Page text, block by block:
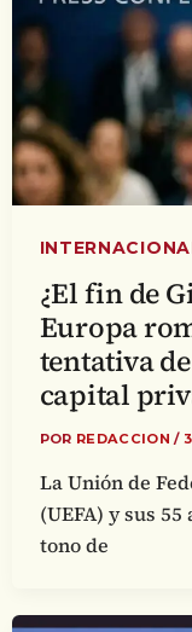
¿El fin de
Europa
tentativa
capital
POR REDACCION/
La Unión de
(UEFA) y sus
tono de